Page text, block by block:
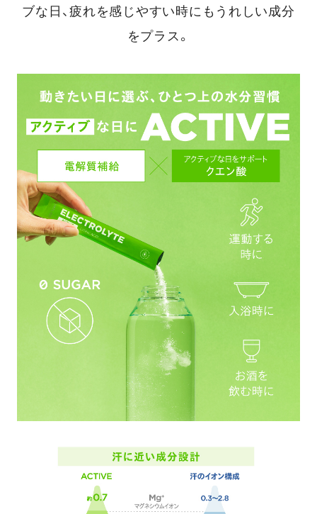
ブな日、疲れを感じやすい時にもうれしい成分
をプラス。